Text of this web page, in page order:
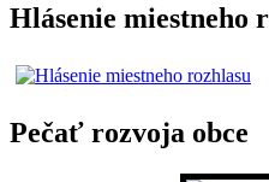
Hlásenie miestneho
Pečať rozvoja obce